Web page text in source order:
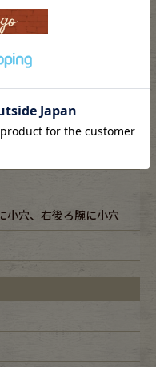
ーズ
小穴、右後ろ腕に小穴